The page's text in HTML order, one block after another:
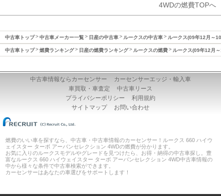
4WDの燃費TOPへ
中古車トップ 中古車メーカー一覧 日産の中古車 ルークスの中古車 ルークス(09年12月～
中古車トップ 燃費ランキング 日産の燃費ランキング ルークスの燃費 ルークス(09年12月
中古車情報ならカーセンサー
カーセンサーエッジ・輸入車
車買取・車査定
中古車リース
プライバシーポリシー
利用規約
サイトマップ
お問い合わせ
燃費のいい車を探すなら、中古車・中古車情報のカーセンサー！ルークス 660 ハイウ
ェイスター ターボ アーバンセレクション 4WDの燃費が分かります。
お気に入りのルークスモデルやグレードを見つけたら、お得・納得の中古車探し。豊
富なルークス 660 ハイウェイスター ターボ アーバンセレクション 4WD中古車情報の
中から様々な条件で中古車検索ができます。
カーセンサーはあなたの車選びをサポートします！